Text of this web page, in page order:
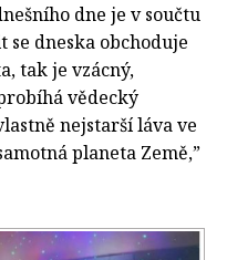
dne je v součtu
se dneska obchoduje
tak je vzácný,
vědecký
nejstarší láva ve
planeta Země,”